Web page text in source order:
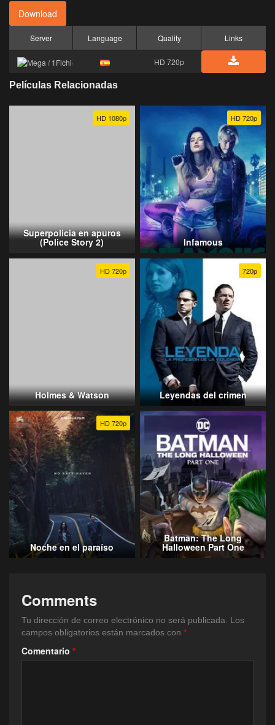
Download
Server Language Quality Links
HD 720p
Películas Relacionadas
HD 1080p
Superpolicia en apuros
(Police Story 2)
HD 720p
Infamous
HD 720p
Holmes & Watson
720p
Leyendas del crimen
HD 720p
Noche en el paraíso
Batman: The Long
Halloween Part One
Comments
Tu dirección de correo electrónico no será publicada.
Los
campos obligatorios están marcados con *
Comentario *